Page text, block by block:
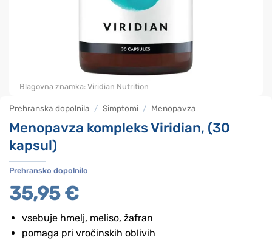
Prehranska dopolnila / Simptomi / Menopavza
Menopavza kompleks Viridian, (30
kapsul)
Prehransko dopolnilo
35,95€
vsebuje hmelj, meliso, žafran
pomaga pri vročinskih oblivih
Blagovna znamka: Viridian Nutrition